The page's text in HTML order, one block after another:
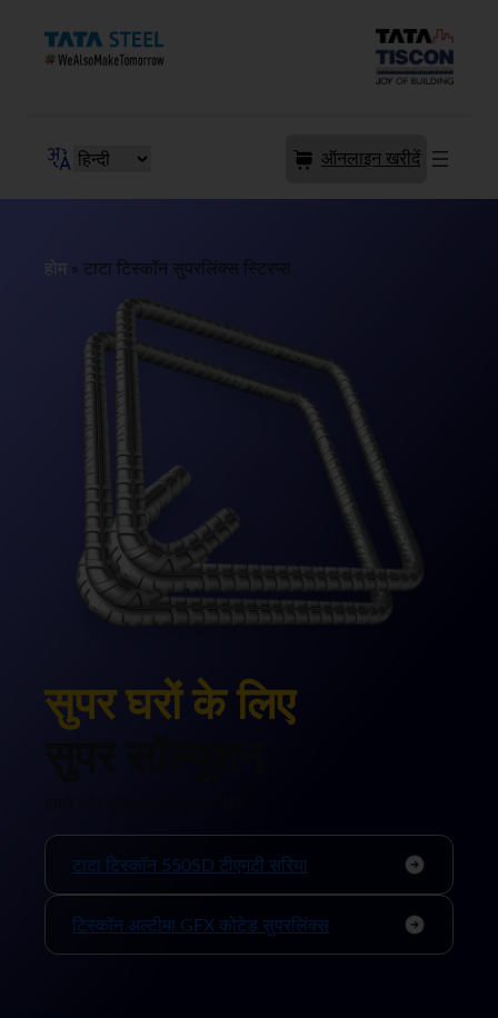
ऑनलाइन खरीदें
होम » टाटा टिस्कॉन सुपरलिंक्स स्टिरप्स
सुपर घरों के लिए
टाटा टिस्कॉन 550SD टीएमटी सरिया
टिस्कॉन अल्टीमा GFX कोटेड सुपरलिंक्स